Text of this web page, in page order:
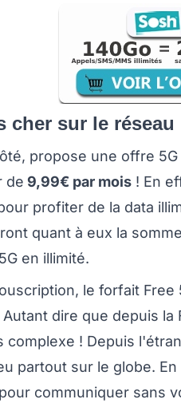
cher sur le réseau
propose une offre
de 9,99€ par mois ! En
profiter de la data
quant à eux la
en illimité.
le forfait
dire que depuis
complexe ! Depuis
partout sur le globe.
communiquer sans